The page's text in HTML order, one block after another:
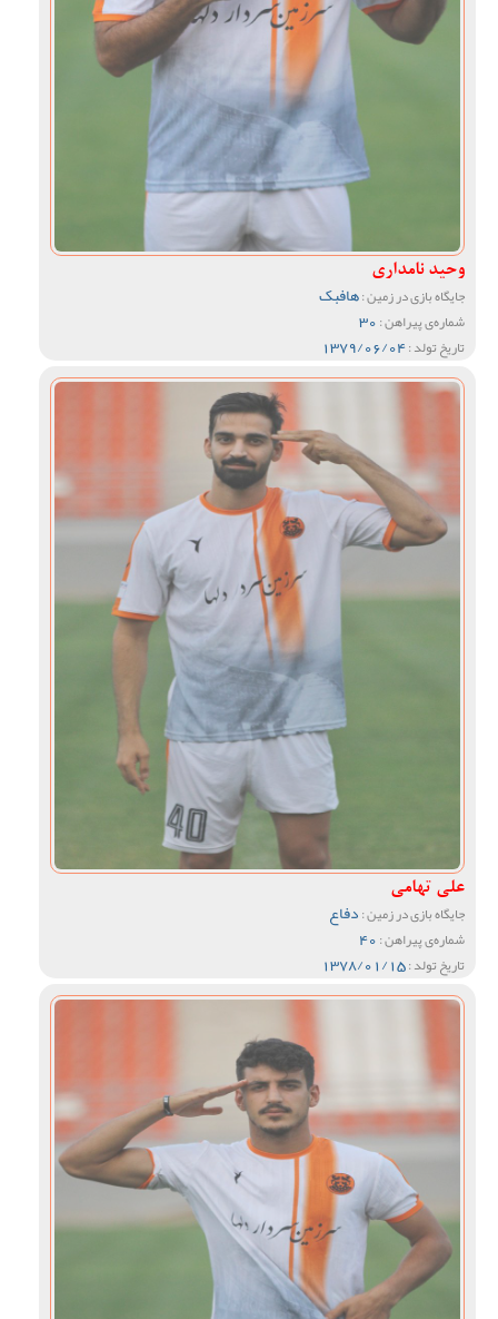
وحید نامداری
جایگاه بازی در زمین :هافبک
شماره‌ی پیراهن :30
تاریخ تولد :1379/06/04
علی تهامی
جایگاه بازی در زمین :دفاع
شماره‌ی پیراهن :40
تاریخ تولد :1378/01/15